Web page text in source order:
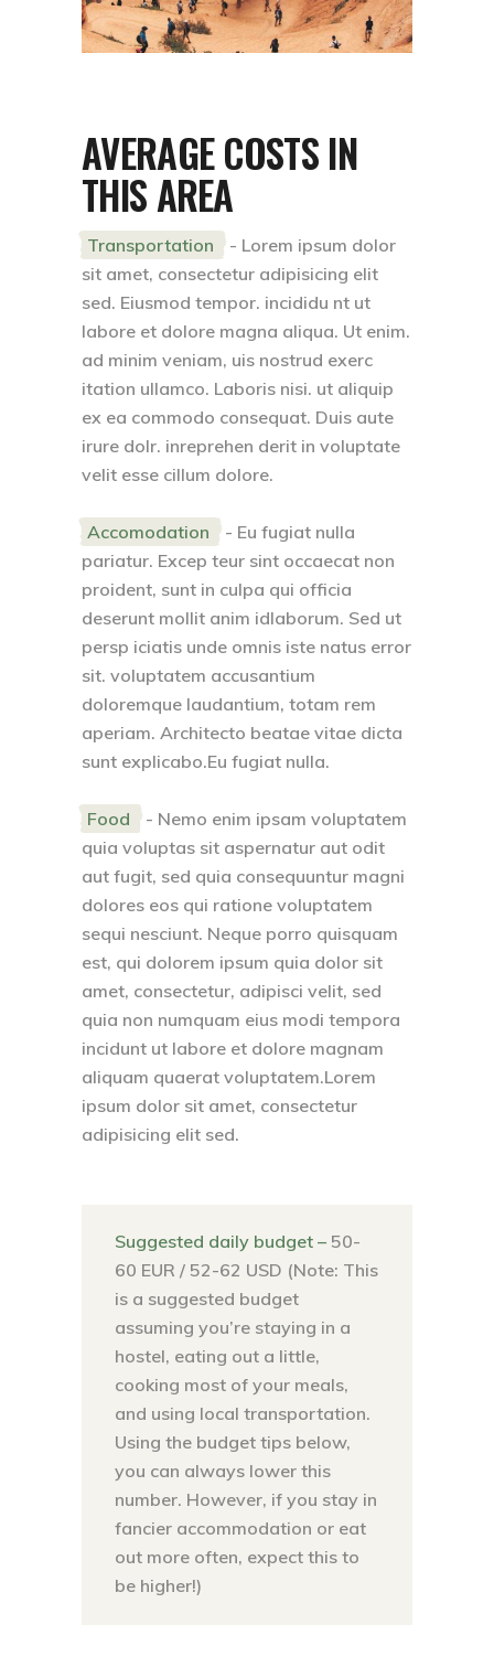
AVERAGE COSTS IN
THIS AREA
Transportation - Lorem ipsum dolor
sit amet, consectetur adipisicing elit
sed. Eiusmod tempor. incididu nt ut
labore et dolore magna aliqua. Ut enim.
ad minim veniam, uis nostrud exerc
itation ullamco. Laboris nisi. ut aliquip
ex ea commodo consequat. Duis aute
irure dolr. inreprehen derit in voluptate
velit esse cillum dolore.
Accomodation - Eu fugiat nulla
pariatur. Excep teur sint occaecat non
proident, sunt in culpa qui officia
deserunt mollit anim idlaborum. Sed ut
persp iciatis unde omnis iste natus error
sit. voluptatem accusantium
doloremque laudantium, totam rem
aperiam. Architecto beatae vitae dicta
sunt explicabo.Eu fugiat nulla.
Food - Nemo enim ipsam voluptatem
quia voluptas sit aspernatur aut odit
aut fugit, sed quia consequuntur magni
dolores eos qui ratione voluptatem
sequi nesciunt. Neque porro quisquam
est, qui dolorem ipsum quia dolor sit
amet, consectetur, adipisci velit, sed
quia non numquam eius modi tempora
incidunt ut labore et dolore magnam
aliquam quaerat voluptatem.Lorem
ipsum dolor sit amet, consectetur
adipisicing elit sed.
Suggested daily budget – 50-
60 EUR / 52-62 USD (Note: This
is a suggested budget
assuming you’re staying in a
hostel, eating out a little,
cooking most of your meals,
and using local transportation.
Using the budget tips below,
you can always lower this
number. However, if you stay in
fancier accommodation or eat
out more often, expect this to
be higher!)